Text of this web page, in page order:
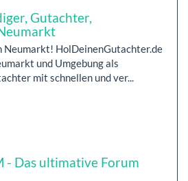
Gutachter,
Neumarkt! HolDeinenGutachter.de
und Umgebung als
mit schnellen und ver...
- Das ultimative Forum